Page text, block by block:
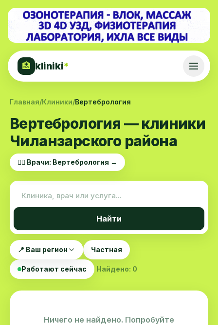
🏥 kliniki*
Главная/Клиники/Вертебрология
Вертебрология — клиники
Чиланзарского района
👨‍⚕️ Врачи: Вертебрология →
Найти
📍 Ваш регион Частная
Работают сейчас Найдено: 0
Ничего не найдено. Попробуйте